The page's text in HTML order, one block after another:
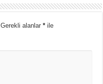
Gerekli alanlar* ile